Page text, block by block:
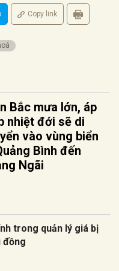
Copy link
Bắc mưa lớn, áp
nhiệt đới sẽ di
vào vùng biển
Bình đến
Ngãi
trong quản lý giá bị
đồng